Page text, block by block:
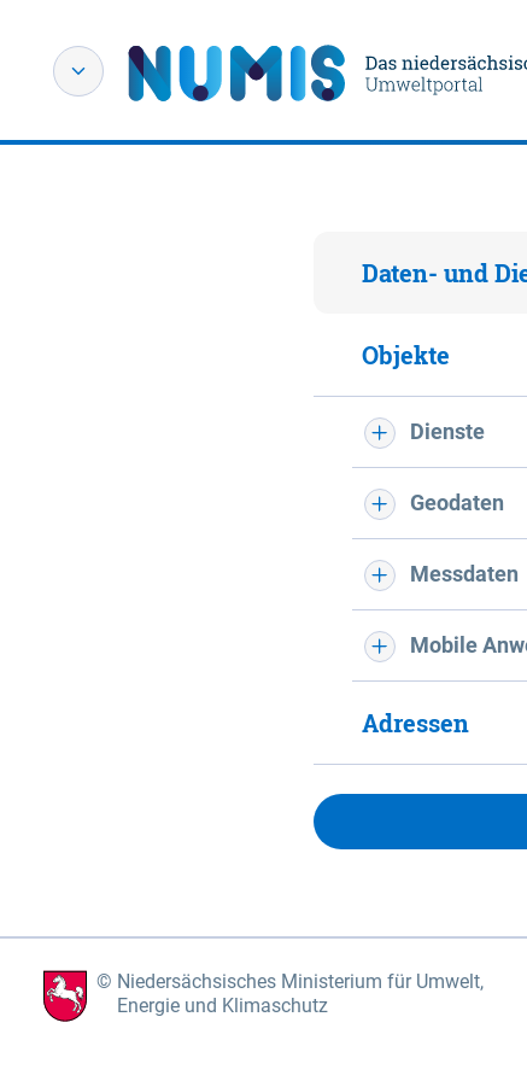
Daten- und
Objekte
Dienste
Geodaten
Messdaten
Mobile
Adressen
Niedersächsisches Ministerium für Umwelt,
Energie und Klimaschutz